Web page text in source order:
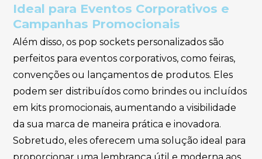
Ideal para Eventos Corporativos e
Campanhas Promocionais
Além disso, os pop sockets personalizados são
perfeitos para eventos corporativos, como feiras,
convenções ou lançamentos de produtos. Eles
podem ser distribuídos como brindes ou incluídos
em kits promocionais, aumentando a visibilidade
da sua marca de maneira prática e inovadora.
Sobretudo, eles oferecem uma solução ideal para